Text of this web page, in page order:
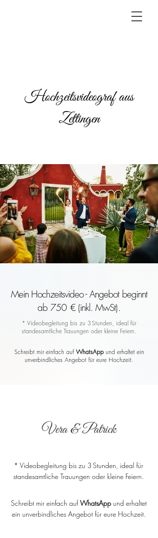
Hochzeitsvideograf aus
Zettingen
Mein Hochzeitsvideo - Angebot beginnt
ab 750 € (inkl. MwSt).
* Videobegleitung bis zu 3 Stunden, ideal für
standesamtliche Trauungen oder kleine Feiern.
Schreibt mir einfach auf WhatsAppund erhaltet ein
unverbindliches Angebot für eure Hochzeit.
Vera & Patrick
* Videobegleitung bis zu 3 Stunden, ideal für
standesamtliche Trauungen oder kleine Feiern.
Schreibt mir einfach aufWhatsAppund erhaltet
ein unverbindliches Angebot für eure Hochzeit.